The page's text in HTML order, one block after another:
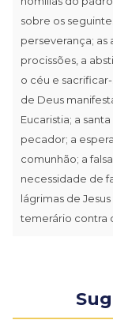
sobre os
perseverança; as
procissões, a
o céu e
de Deus
Eucaristia; a
pecador; a
comunhão; a
necessidade de
lágrimas de
temerário contra